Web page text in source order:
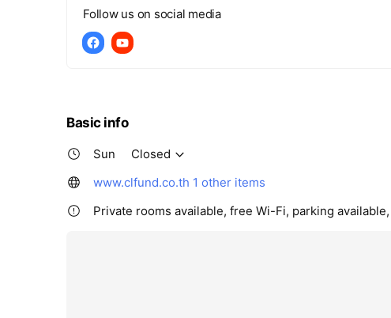
Follow us on social media
Basic info
Sun
Closed
www.clfund.co.th 1 other items
Private rooms available, free Wi-Fi, parking